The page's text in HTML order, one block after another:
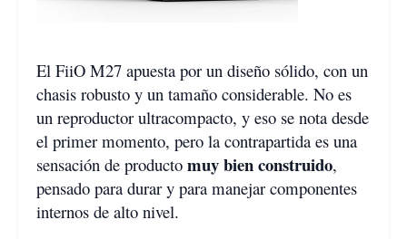
El FiiO M27 apuesta por un diseño sólido, con un
chasis robusto y un tamaño considerable. No es
un reproductor ultracompacto, y eso se nota desde
el primer momento, pero la contrapartida es una
sensación de producto muy bien construido,
pensado para durar y para manejar componentes
internos de alto nivel.